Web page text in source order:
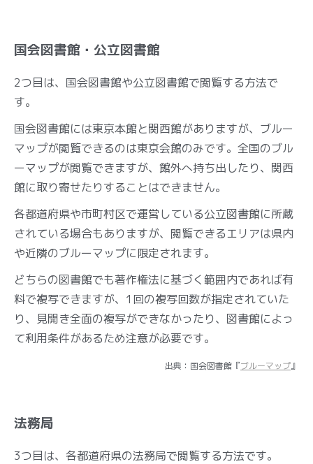
国会図書館・公立図書館
2つ目は、国会図書館や公立図書館で閲覧する方法で
す。
国会図書館には東京本館と関西館がありますが、ブルー
マップが閲覧できるのは東京会館のみです。全国のブル
ーマップが閲覧できますが、館外へ持ち出したり、関西
館に取り寄せたりすることはできません。
各都道府県や市町村区で運営している公立図書館に所蔵
されている場合もありますが、閲覧できるエリアは県内
や近隣のブルーマップに限定されます。
どちらの図書館でも著作権法に基づく範囲内であれば有
料で複写できますが、1回の複写回数が指定されていた
り、見開き全面の複写ができなかったり、図書館によっ
て利用条件があるため注意が必要です。
出典：国会図書館『ブルーマップ』
法務局
3つ目は、各都道府県の法務局で閲覧する方法です。